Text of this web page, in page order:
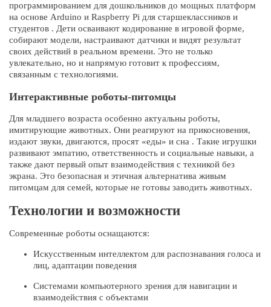
программированием для дошкольников до мощных платформ
на основе Arduino и Raspberry Pi для старшеклассников и
студентов . Дети осваивают кодирование в игровой форме,
собирают модели, настраивают датчики и видят результат
своих действий в реальном времени. Это не только
увлекательно, но и напрямую готовит к профессиям,
связанным с технологиями.
Интерактивные роботы-питомцы
Для младшего возраста особенно актуальны роботы,
имитирующие животных. Они реагируют на прикосновения,
издают звуки, двигаются, просят «еды» и сна . Такие игрушки
развивают эмпатию, ответственность и социальные навыки, а
также дают первый опыт взаимодействия с техникой без
экрана. Это безопасная и этичная альтернатива живым
питомцам для семей, которые не готовы заводить животных.
Технологии и возможности
Современные роботы оснащаются:
Искусственным интеллектом для распознавания голоса и
лиц, адаптации поведения
Системами компьютерного зрения для навигации и
взаимодействия с объектами